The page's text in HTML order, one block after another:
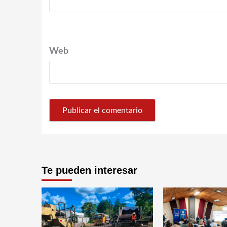
Web
Te pueden interesar